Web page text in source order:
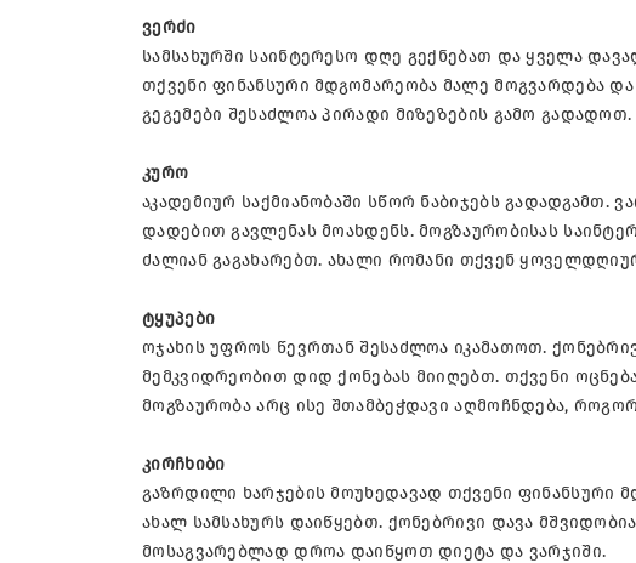
ვერძი
სამსახურში საინტერესო დღე გექნებათ და ყველა
თქვენი ფინანსური მდგომარეობა მალე მოგვარდება
გეგემები შესაძლოა პირადი მიზეზების გამო გადადოთ.
კურო
აკადემიურ საქმიანობაში სწორ ნაბიჯებს გადადგამთ.
დადებით გავლენას მოახდენს. მოგზაურობისას
ძალიან გაგახარებთ. ახალი რომანი თქვენ
ტყუპები
ოჯახის უფროს წევრთან შესაძლოა იკამათოთ.
მემკვიდრეობით დიდ ქონებას მიიღებთ. თქვენი
მოგზაურობა არც ისე შთამბეჭდავი აღმოჩნდება,
კირჩხიბი
გაზრდილი ხარჯების მოუხედავად თქვენი ფინანსური
ახალ სამსახურს დაიწყებთ. ქონებრივი დავა
მოსაგვარებლად დროა დაიწყოთ დიეტა და ვარჯიში.